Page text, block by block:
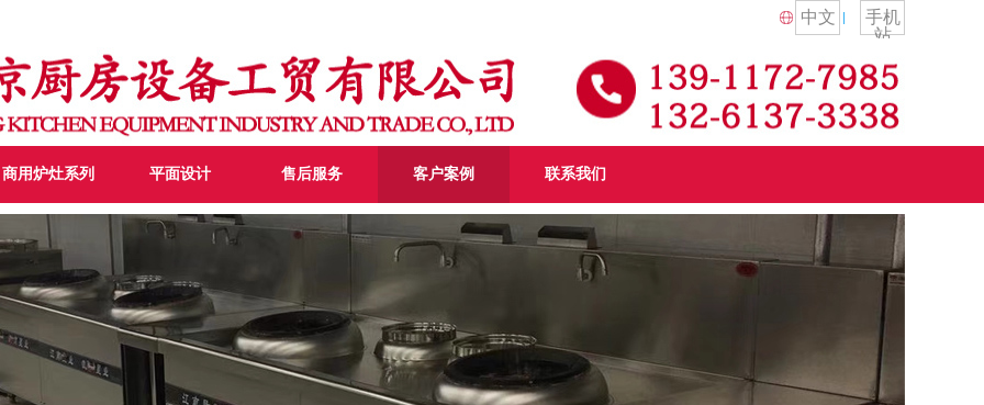
中文
手机
站
商用炉灶系列 平面设计 售后服务 客户案例 联系我们